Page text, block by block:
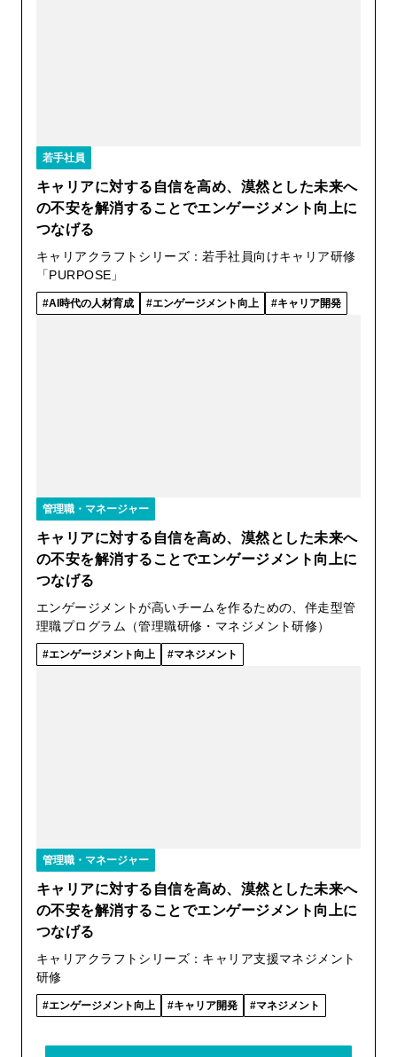
若手社員
キャリアに対する自信を高め、漠然とした未来へ
の不安を解消することでエンゲージメント向上に
つなげる
キャリアクラフトシリーズ：若手社員向けキャリア研修
「PURPOSE」
AI時代の人材育成 エンゲージメント向上 キャリア開発
管理職・マネージャー
キャリアに対する自信を高め、漠然とした未来へ
の不安を解消することでエンゲージメント向上に
つなげる
エンゲージメントが高いチームを作るための、伴走型管
理職プログラム（管理職研修・マネジメント研修）
エンゲージメント向上 マネジメント
管理職・マネージャー
キャリアに対する自信を高め、漠然とした未来へ
の不安を解消することでエンゲージメント向上に
つなげる
キャリアクラフトシリーズ：キャリア支援マネジメント
研修
エンゲージメント向上 キャリア開発 マネジメント